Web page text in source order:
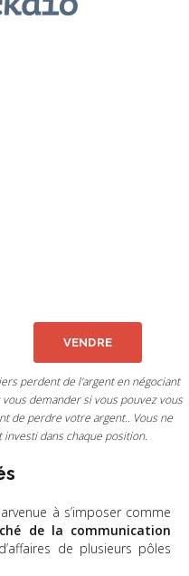
VENDRE
perdent de l'argent en négociant
demander si vous pouvez vous
de perdre votre argent.. Vous ne
dans chaque position.
à s’imposer comme
de la communication
de plusieurs pôles